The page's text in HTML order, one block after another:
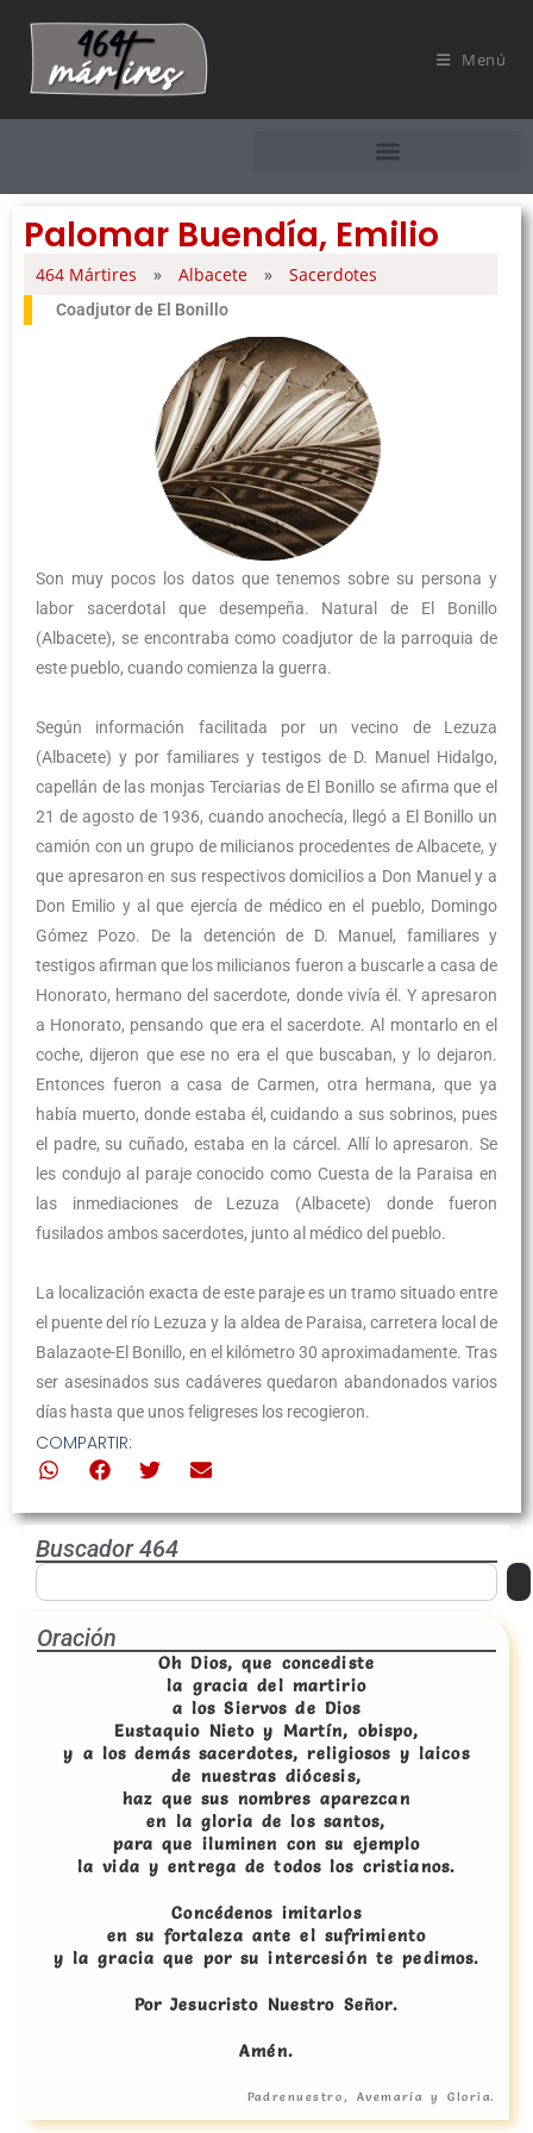
Menú
Palomar Buendía, Emilio
464 Mártires » Albacete » Sacerdotes
Coadjutor de El Bonillo
Son muy pocos los datos que tenemos sobre su persona y
labor sacerdotal que desempeña. Natural de El Bonillo
(Albacete), se encontraba como coadjutor de la parroquia de
este pueblo, cuando comienza la guerra.
Según información facilitada por un vecino de Lezuza
(Albacete) y por familiares y testigos de D. Manuel Hidalgo,
capellán de las monjas Terciarias de El Bonillo se afirma que el
21 de agosto de 1936, cuando anochecía, llegó a El Bonillo un
camión con un grupo de milicianos procedentes de Albacete, y
que apresaron en sus respectivos domicilios a Don Manuel y a
Don Emilio y al que ejercía de médico en el pueblo, Domingo
Gómez Pozo. De la detención de D. Manuel, familiares y
testigos afirman que los milicianos fueron a buscarle a casa de
Honorato, hermano del sacerdote, donde vivía él. Y apresaron
a Honorato, pensando que era el sacerdote. Al montarlo en el
coche, dijeron que ese no era el que buscaban, y lo dejaron.
Entonces fueron a casa de Carmen, otra hermana, que ya
había muerto, donde estaba él, cuidando a sus sobrinos, pues
el padre, su cuñado, estaba en la cárcel. Allí lo apresaron. Se
les condujo al paraje conocido como Cuesta de la Paraisa en
las inmediaciones de Lezuza (Albacete) donde fueron
fusilados ambos sacerdotes, junto al médico del pueblo.
La localización exacta de este paraje es un tramo situado entre
el puente del río Lezuza y la aldea de Paraisa, carretera local de
Balazaote-El Bonillo, en el kilómetro 30 aproximadamente. Tras
ser asesinados sus cadáveres quedaron abandonados varios
días hasta que unos feligreses los recogieron.
COMPARTIR:
Buscador 464
Oración
Oh Dios, que concediste
la gracia del martirio
a los Siervos de Dios
Eustaquio Nieto y Martín, obispo,
y a los demás sacerdotes, religiosos y laicos
de nuestras diócesis,
haz que sus nombres aparezcan
en la gloria de los santos,
para que iluminen con su ejemplo
la vida y entrega de todos los cristianos.
Concédenos imitarlos
en su fortaleza ante el sufrimiento
y la gracia que por su intercesión te pedimos.
Por Jesucristo Nuestro Señor.
Amén.
Padrenuestro, Avemaría y Gloria.